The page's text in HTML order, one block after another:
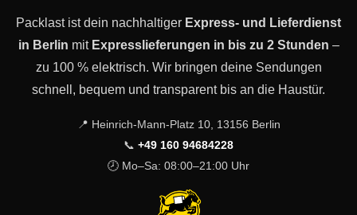
Packlast ist dein nachhaltiger Express- und Lieferdienst
in Berlin mit Expresslieferungen in bis zu 2 Stunden –
zu 100 % elektrisch. Wir bringen deine Sendungen
schnell, bequem und transparent bis an die Haustür.
📍 Heinrich-Mann-Platz 10, 13156 Berlin
📞 +49 160 94684228
🕗 Mo–Sa: 08:00–21:00 Uhr